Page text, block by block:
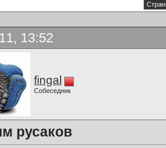
13:52
fingal
Собеседник
русаков